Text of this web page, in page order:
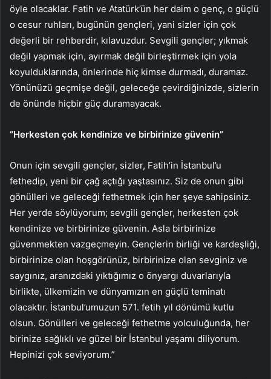
öyle olacaklar. Fatih ve Atatürk’ün her daim o genç, o güçlü
o cesur ruhları, bugünün gençleri, yani sizler için çok
değerli bir rehberdir, kılavuzdur. Sevgili gençler; yıkmak
değil yapmak için, ayırmak değil birleştirmek için yola
koyulduklarında, önlerinde hiç kimse durmadı, duramaz.
Yönünüzü geçmişe değil, geleceğe çevirdiğinizde, sizlerin
de önünde hiçbir güç duramayacak.
“Herkesten çok kendinize ve birbirinize güvenin”
Onun için sevgili gençler, sizler, Fatih’in İstanbul’u
fethedip, yeni bir çağ açtığı yaştasınız. Siz de onun gibi
gönülleri ve geleceği fethetmek için her şeye sahipsiniz.
Her yerde söylüyorum; sevgili gençler, herkesten çok
kendinize ve birbirinize güvenin. Asla birbirinize
güvenmekten vazgeçmeyin. Gençlerin birliği ve kardeşliği,
birbirinize olan hoşgörünüz, birbirinize olan sevginiz ve
saygınız, aranızdaki yıktığımız o önyargı duvarlarıyla
birlikte, ülkemizin ve dünyamızın en güçlü teminatı
olacaktır. İstanbul’umuzun 571. fetih yıl dönümü kutlu
olsun. Gönülleri ve geleceği fethetme yolculuğunda, her
birinize sağlıklı ve güzel bir İstanbul yaşamı diliyorum.
Hepinizi çok seviyorum.”